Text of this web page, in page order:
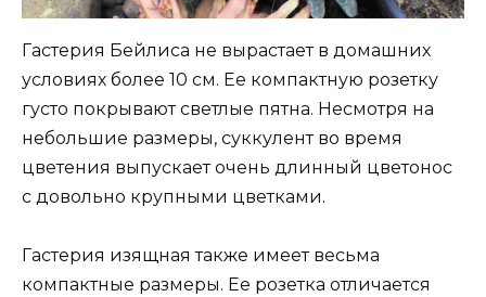
Гастерия Бейлиса не вырастает в домашних
условиях более 10 см. Ее компактную розетку
густо покрывают светлые пятна. Несмотря на
небольшие размеры, суккулент во время
цветения выпускает очень длинный цветонос
с довольно крупными цветками.
Гастерия изящная также имеет весьма
компактные размеры. Ее розетка отличается